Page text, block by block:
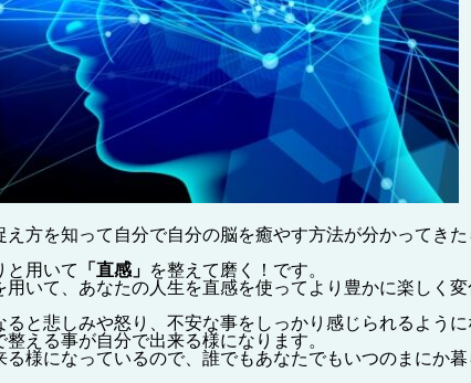
え方を知って自分で自分の脳を癒やす方法が分かってきた
と用いて
「直感」 を整えて磨く！です。
用いて、あなたの人生を直感を使ってより豊かに楽しく変
ると悲しみや怒り、不安な事をしっかり感じられるように
える事が自分で出来る様になります。
様になっているので、誰でもあなたでもいつのまにか暮